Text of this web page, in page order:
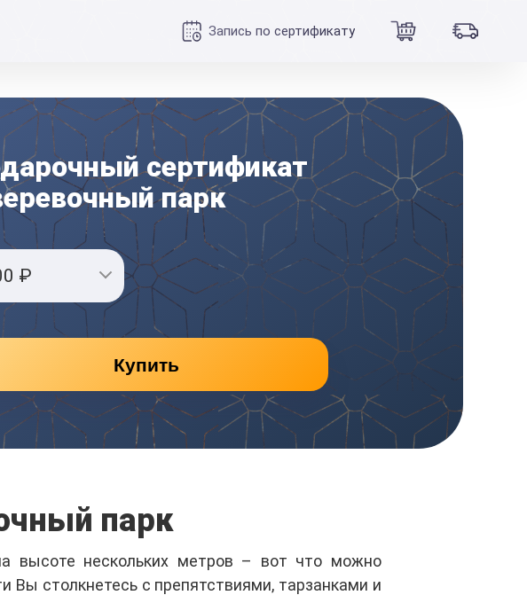
Запись по сертификату
сертификат
парк
₽
Купить
парк
высоте нескольких метров – вот что можно
Вы столкнетесь с препятствиями, тарзанками и